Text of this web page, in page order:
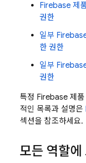
Firebase 제
권한
일부
한 권한
일부
권한
특정 Firebase 제
적인 목록과 설명은
섹션을 참조하세요.
모든 역할